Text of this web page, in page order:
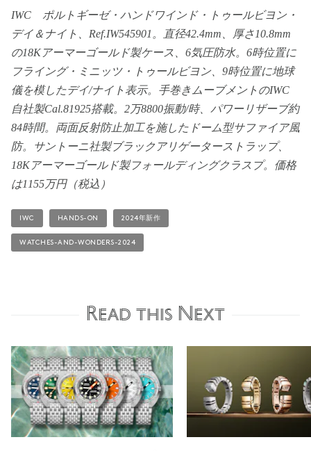
IWC ポルトギーゼ・ハンドワインド・トゥールビヨン・
デイ＆ナイト、Ref.IW545901。直径42.4mm、厚さ10.8mm
の18Kアーマーゴールド製ケース、6気圧防水。6時位置に
フライング・ミニッツ・トゥールビヨン、9時位置に地球
儀を模したデイ/ナイト表示。手巻きムーブメントのIWC
自社製Cal.81925搭載。2万8800振動/時、パワーリザーブ約
84時間。両面反射防止加工を施したドーム型サファイア風
防。サントーニ社製ブラックアリゲーターストラップ、
18Kアーマーゴールド製フォールディングクラスプ。価格
は1155万円（税込）
IWC HANDS-ON 2024年新作
WATCHES-AND-WONDERS-2024
Read this Next